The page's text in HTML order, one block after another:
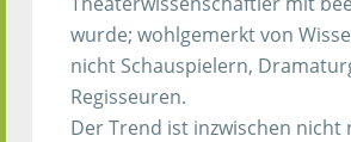
wurde; wohlgemerkt von
nicht Schauspielern,
Regisseuren.
Der Trend ist inzwischen nicht